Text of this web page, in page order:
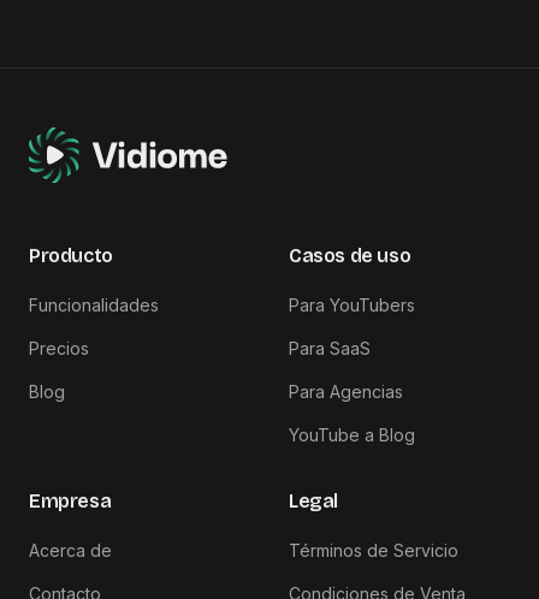
Producto
Funcionalidades
Precios
Blog
Casos de uso
Para YouTubers
Para SaaS
Para Agencias
YouTube a Blog
Empresa
Acerca de
Contacto
Legal
Términos de Servicio
Condiciones de Venta